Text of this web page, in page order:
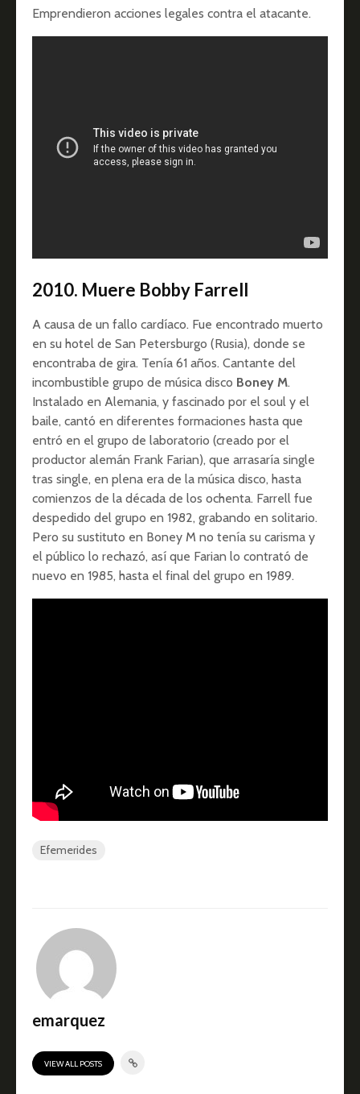
Emprendieron acciones legales contra el atacante.
2010. Muere Bobby Farrell
A causa de un fallo cardíaco. Fue encontrado muerto
en su hotel de San Petersburgo (Rusia), donde se
encontraba de gira. Tenía 61 años. Cantante del
incombustible grupo de música disco Boney M.
Instalado en Alemania, y fascinado por el soul y el
baile, cantó en diferentes formaciones hasta que
entró en el grupo de laboratorio (creado por el
productor alemán Frank Farian), que arrasaría single
tras single, en plena era de la música disco, hasta
comienzos de la década de los ochenta. Farrell fue
despedido del grupo en 1982, grabando en solitario.
Pero su sustituto en Boney M no tenía su carisma y
el público lo rechazó, así que Farian lo contrató de
nuevo en 1985, hasta el final del grupo en 1989.
Efemerides
emarquez
VIEW ALL POSTS